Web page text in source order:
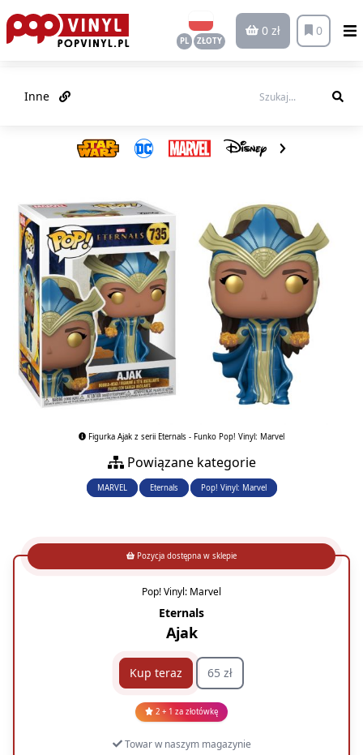
PL ZŁOTY
0 zł 0
Inne
Figurka Ajak z serii Eternals - Funko Pop! Vinyl: Marvel
Powiązane kategorie
MARVEL Eternals Pop! Vinyl: Marvel
Pozycja dostępna w sklepie
Pop! Vinyl: Marvel
Eternals
Ajak
Kup teraz 65 zł
2 + 1 za złotówkę
Towar w naszym magazynie